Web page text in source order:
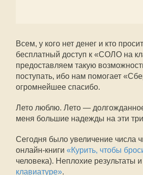
Всем, у кого нет денег и кто
бесплатный доступ к «СОЛО на
предоставляем такую
поступать, ибо нам помогает
огромнейшее спасибо.
Лето люблю. Лето —
меня большие надежды на эти
Сегодня было увеличение числа
онлайн-книги «Курить, чтобы
человека). Неплохие результаты
клавиатуре».